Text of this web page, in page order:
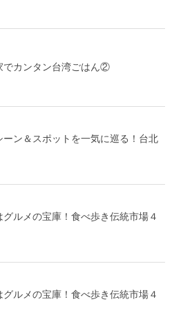
でカンタン台湾ごはん②
ーン＆スポットを一気に巡る！台北
グルメの宝庫！食べ歩き伝統市場４
グルメの宝庫！食べ歩き伝統市場４